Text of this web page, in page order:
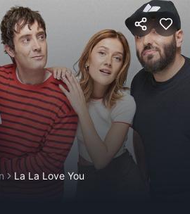
La La Love You